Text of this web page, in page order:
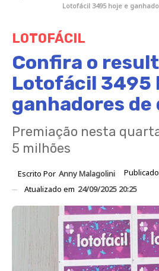
Lotofácil 3495 hoje e
LOTOFÁCIL
Confira o
Lotofácil 3495
ganhadores
Premiação nesta
5 milhões
Escrito Por Anny Malagolini
Atualizado em 24/09/2025 20:25